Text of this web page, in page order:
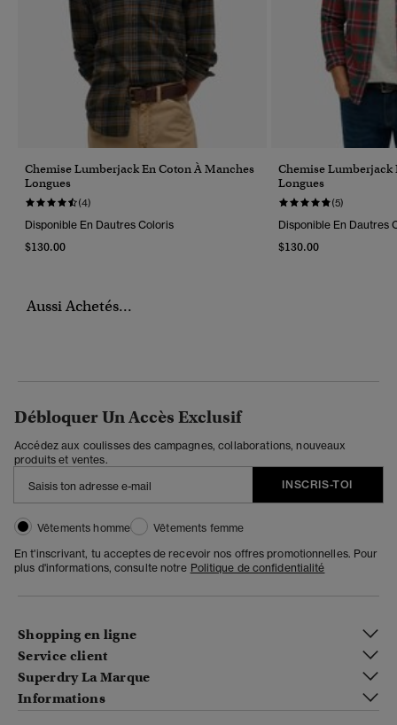
Chemise Lumberjack En Coton À Manches
Longues
(4)
Disponible En Dautres Coloris
$130.00
Chemise Lumberjack
Longues
(5)
Disponible En Dautres
$130.00
Aussi Achetés...
Débloquer Un Accès Exclusif
Accédez aux coulisses des campagnes, collaborations, nouveaux
produits et ventes.
INSCRIS-TOI
Vêtements homme
Vêtements femme
En t'inscrivant, tu acceptes de recevoir nos offres promotionnelles. Pour
plus d'informations, consulte notre Politique de confidentialité
Shopping en ligne
Service client
Superdry La Marque
Informations